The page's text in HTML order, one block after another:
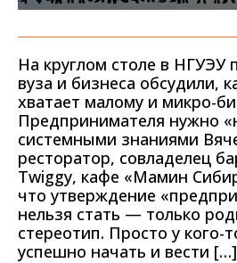
На круглом столе в НГУЭУ
вуза и бизнеса обсудили,
хватает малому и микро-
Предпринимателя нужно
системными знаниями
ресторатор, совладелец
Twiggy, кафе «Мамин
что утверждение
нельзя стать — только
стереотип. Просто у
успешно начать и вести […]